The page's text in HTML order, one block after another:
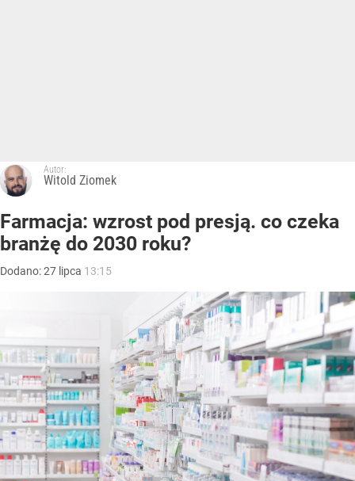
Autor:
Witold Ziomek
Farmacja: wzrost pod presją. co czeka
branżę do 2030 roku?
Dodano:27 lipca 13:15